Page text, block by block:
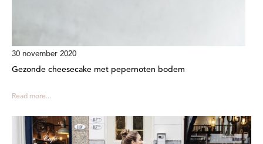
30 november 2020
Gezonde cheesecake met pepernoten bodem
Read more...